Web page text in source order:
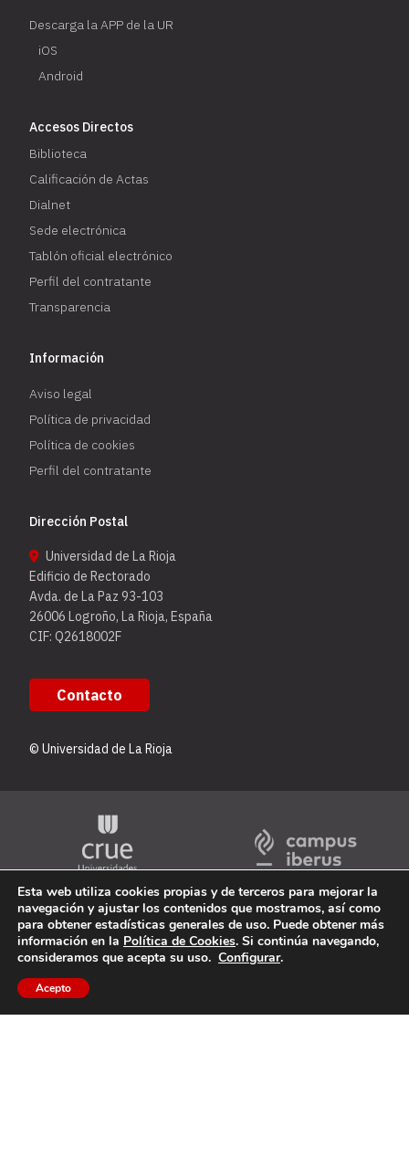
Descarga la APP de la UR
iOS
Android
Accesos Directos
Biblioteca
Calificación de Actas
Dialnet
Sede electrónica
Tablón oficial electrónico
Perfil del contratante
Transparencia
Información
Aviso legal
Política de privacidad
Política de cookies
Perfil del contratante
Dirección Postal
Universidad de La Rioja
Edificio de Rectorado
Avda. de La Paz 93-103
26006 Logroño, La Rioja, España
CIF: Q2618002F
Contacto
© Universidad de La Rioja
Esta web utiliza cookies propias y de terceros para mejorar la
navegación y ajustar los contenidos que mostramos, así como
para obtener estadísticas generales de uso. Puede obtener más
información en la Política de Cookies. Si continúa navegando,
consideramos que acepta su uso. Configurar.
Acepto